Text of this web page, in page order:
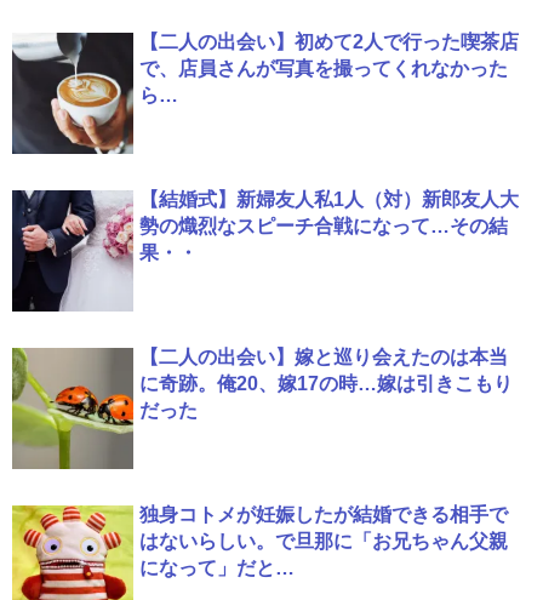
【二人の出会い】初めて2人で行った喫茶店
で、店員さんが写真を撮ってくれなかった
ら…
【結婚式】新婦友人私1人（対）新郎友人大
勢の熾烈なスピーチ合戦になって…その結
果・・
【二人の出会い】嫁と巡り会えたのは本当
に奇跡。俺20、嫁17の時…嫁は引きこもり
だった
独身コトメが妊娠したが結婚できる相手で
はないらしい。で旦那に「お兄ちゃん父親
になって」だと…